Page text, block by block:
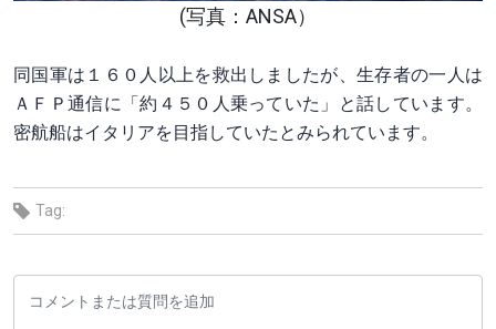
(写真：ANSA）
同国軍は１６０人以上を救出しましたが、生存者の一人は
ＡＦＰ通信に「約４５０人乗っていた」と話しています。
密航船はイタリアを目指していたとみられています。
Tag: